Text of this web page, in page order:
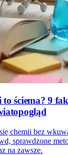
ściema? 9
chemii bez
sprawdzone
na zawsze.